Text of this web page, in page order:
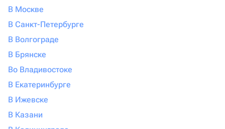
В Москве
В Санкт-Петербурге
В Волгограде
В Брянске
Во Владивостоке
В Екатеринбурге
В Ижевске
В Казани